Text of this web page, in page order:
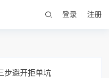
登录 注册
步避开拒单坑